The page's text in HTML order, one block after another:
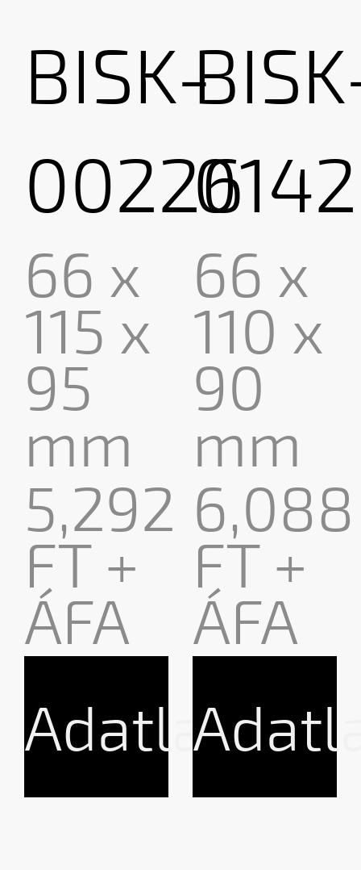
BISK-
00226
66 x
115 x
95
mm
5,292
FT +
ÁFA
Adatlap
66 x
110 x
90
mm
6,088
FT +
ÁFA